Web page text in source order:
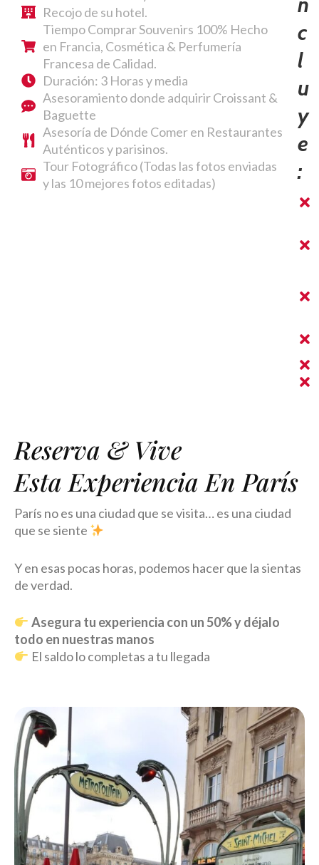
Recojo de su hotel.
Tiempo Comprar Souvenirs 100% Hecho
en Francia, Cosmética & Perfumería
Francesa de Calidad.
Duración: 3 Horas y media
Asesoramiento donde adquirir Croissant &
Baguette
Asesoría de Dónde Comer en Restaurantes
Auténticos y parisinos.
Tour Fotográfico (Todas las fotos enviadas
y las 10 mejores fotos editadas)
C
L
U
Y
E
:
Reserva & Vive
Esta Experiencia En París
París no es una ciudad que se visita… es una ciudad
que se siente
Y en esas pocas horas, podemos hacer que la sientas
de verdad.
Asegura tu experiencia con un 50% y déjalo
todo en nuestras manos
El saldo lo completas a tu llegada